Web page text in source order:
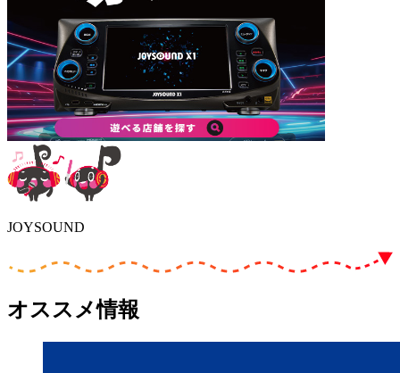
JOYSOUND
オススメ情報